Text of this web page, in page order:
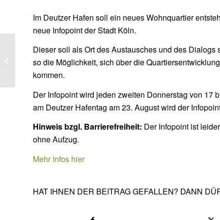
Im Deutzer Hafen soll ein neues Wohnquartier
neue Infopoint der Stadt Köln.
Dieser soll als Ort des Austausches und des
so die Möglichkeit, sich über die
kommen.
Der Infopoint wird jeden zweiten Donnerstag von 17
am Deutzer Hafentag am 23. August wird der
Hinweis bzgl. Barrierefreiheit: Der Infopoint ist
ohne Aufzug.
Mehr Infos hier
HAT IHNEN DER BEITRAG GEFALLEN? DANN
Die neue Hochwasser-
App für NRW